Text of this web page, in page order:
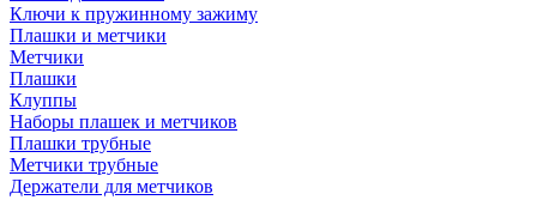
Ключи к пружинному зажиму
Плашки и метчики
Метчики
Плашки
Клуппы
Наборы плашек и метчиков
Плашки трубные
Метчики трубные
Держатели для метчиков